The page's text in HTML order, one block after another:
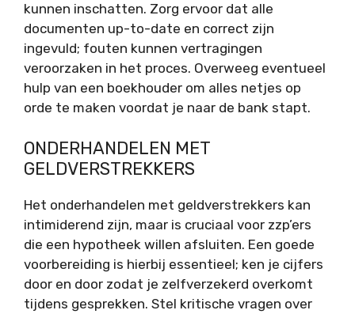
kunnen inschatten. Zorg ervoor dat alle
documenten up-to-date en correct zijn
ingevuld; fouten kunnen vertragingen
veroorzaken in het proces. Overweeg eventueel
hulp van een boekhouder om alles netjes op
orde te maken voordat je naar de bank stapt.
ONDERHANDELEN MET
GELDVERSTREKKERS
Het onderhandelen met geldverstrekkers kan
intimiderend zijn, maar is cruciaal voor zzp’ers
die een hypotheek willen afsluiten. Een goede
voorbereiding is hierbij essentieel; ken je cijfers
door en door zodat je zelfverzekerd overkomt
tijdens gesprekken. Stel kritische vragen over